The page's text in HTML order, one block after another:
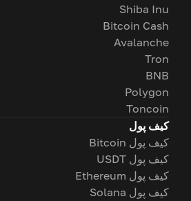
Shiba Inu
Bitcoin Cash
Avalanche
Tron
BNB
Polygon
Toncoin
کیف پول
کیف پول Bitcoin
کیف پول USDT
کیف پول Ethereum
کیف پول Solana